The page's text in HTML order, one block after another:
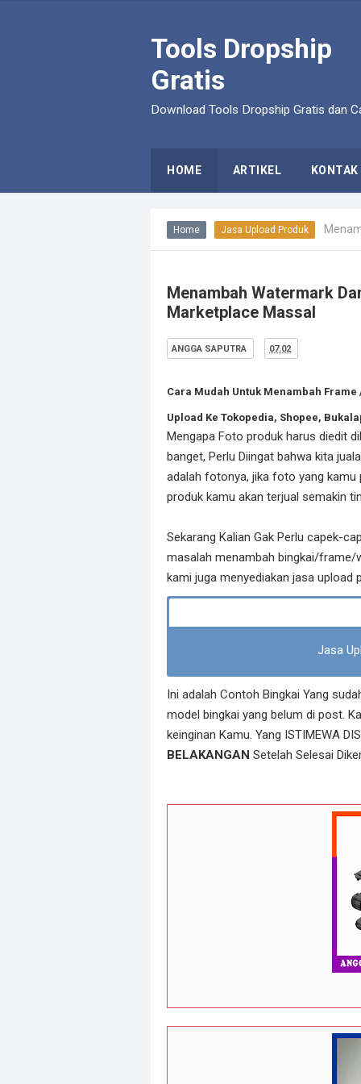
Tools Dropship
Gratis
Download Tools Dropship Gratis dan
HOME ARTIKEL KONTAK
Home Jasa Upload Produk
Menambah Watermark
Marketplace Massal
ANGGA SAPUTRA 07.02
Cara Mudah Untuk Menambah
Upload Ke Tokopedia, Shopee,
Mengapa Foto produk harus diedit
banget, Perlu Diingat bahwa kita
adalah fotonya, jika foto yang
produk kamu akan terjual semakin
Sekarang Kalian Gak Perlu capek-
masalah menambah bingkai/frame/
kami juga menyediakan jasa upload
Jasa
Ini adalah Contoh Bingkai Yang
model bingkai yang belum di post.
keinginan Kamu. Yang ISTIMEWA
BELAKANGAN Setelah Selesai